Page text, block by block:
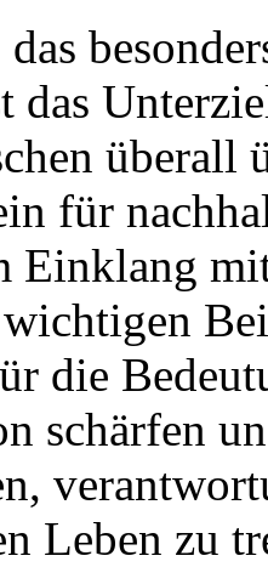
das
für
Einklang
die
schärfen
Leben zu